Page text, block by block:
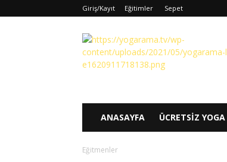
Giriş/Kayıt Eğitimler Sepet
Yogarama
ANASAYFA ÜCRETSIZ YOGA
Eğitmenler